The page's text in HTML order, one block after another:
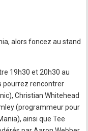
alors foncez au stand
19h30 et 20h30 au
pourrez rencontrer
Christian Whitehead
(programmeur pour
ainsi que Tee